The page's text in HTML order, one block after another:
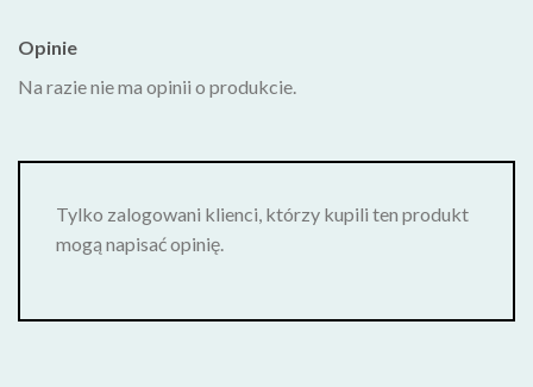
Opinie
Na razie nie ma opinii o produkcie.
Tylko zalogowani klienci, którzy kupili ten produkt
mogą napisać opinię.